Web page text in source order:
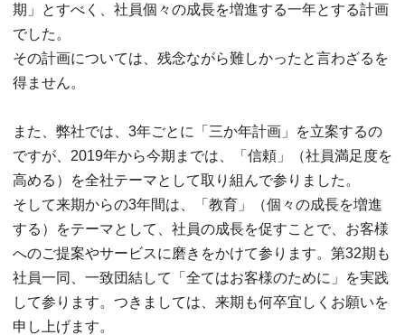
期」とすべく、社員個々の成長を増進する一年とする計画
でした。
その計画については、残念ながら難しかったと言わざるを
得ません。
また、弊社では、3年ごとに「三か年計画」を立案するの
ですが、2019年から今期までは、「信頼」（社員満足度を
高める）を全社テーマとして取り組んで参りました。
そして来期からの3年間は、「教育」（個々の成長を増進
する）をテーマとして、社員の成長を促すことで、お客様
へのご提案やサービスに磨きをかけて参ります。第32期も
社員一同、一致団結して「全てはお客様のために」を実践
して参ります。つきましては、来期も何卒宜しくお願いを
申し上げます。